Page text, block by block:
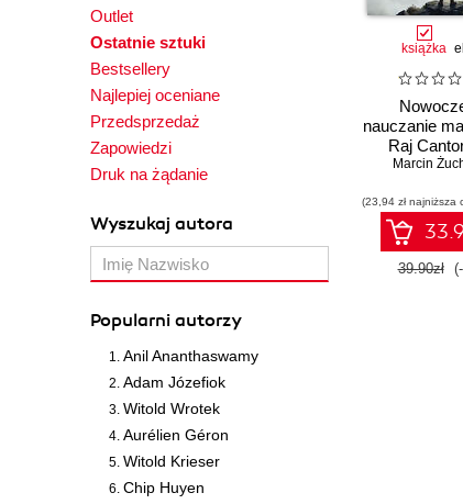
Outlet
Ostatnie sztuki
Bestsellery
Najlepiej oceniane
Przedsprzedaż
Zapowiedzi
Druk na żądanie
Wyszukaj autora
Popularni autorzy
Anil Ananthaswamy
Adam Józefiok
Witold Wrotek
Aurélien Géron
Witold Krieser
Chip Huyen
książka
nauczanie
Raj
Marcin
(23,94 zł najniższa
39.90zł